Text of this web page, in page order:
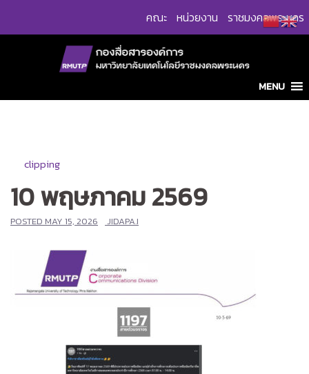
คณะ หน่วยงาน ราชมงคลพระนคร
MENU
clipping
10 พฤษภาคม 2569
POSTED MAY 15, 2026 JIDAPA.I